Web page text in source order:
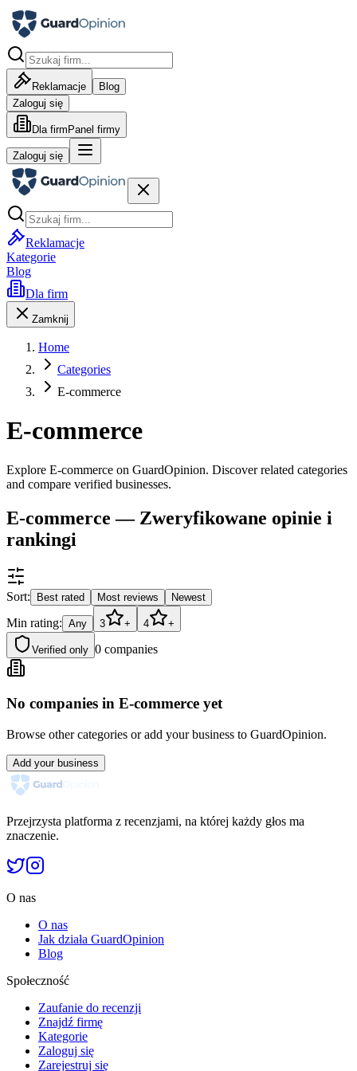
Reklamacje
Blog
Zaloguj się
Dla firm Panel firmy
Zaloguj się
Reklamacje
Kategorie
Blog
Dla firm
Zamknij
Home
Categories
E-commerce
E-commerce
Explore E-commerce on GuardOpinion. Discover related categories
and compare verified businesses.
E-commerce — Zweryfikowane opinie i
rankingi
Sort: Best rated Most reviews Newest
Min rating: Any 3 + 4 +
Verified only 0 companies
No companies in E-commerce yet
Browse other categories or add your business to GuardOpinion.
Add your business
Przejrzysta platforma z recenzjami, na której każdy głos ma
znaczenie.
O nas
O nas
Jak działa GuardOpinion
Blog
Społeczność
Zaufanie do recenzji
Znajdź firmę
Kategorie
Zaloguj się
Zarejestruj się